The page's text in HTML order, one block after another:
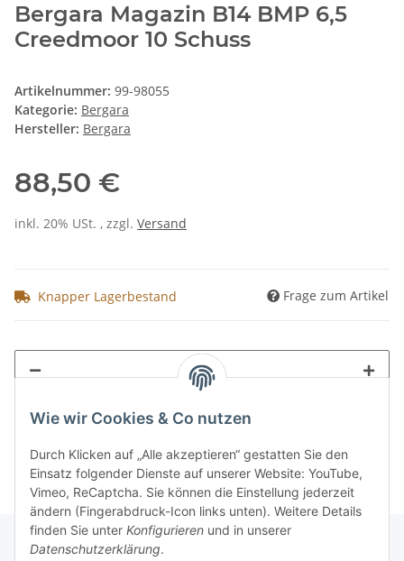
Wie wir Cookies & Co nutzen
Durch Klicken auf „Alle akzeptieren“ gestatten Sie den
Einsatz folgender Dienste auf unserer Website: YouTube,
Vimeo, ReCaptcha. Sie können die Einstellung jederzeit
ändern (Fingerabdruck-Icon links unten). Weitere Details
finden Sie unter Konfigurieren und in unserer
Datenschutzerklärung.
Bergara Magazin B14 BMP 6,5
Creedmoor 10 Schuss
Artikelnummer: 99-98055
Kategorie: Bergara
Hersteller: Bergara
88,50 €
inkl. 20% USt. , zzgl. Versand
Knapper Lagerbestand Frage zum Artikel